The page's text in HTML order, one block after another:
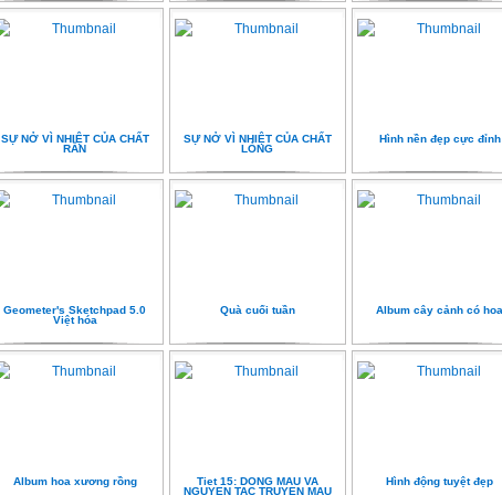
SỰ NỞ VÌ NHIỆT CỦA CHẤT
RẮN
SỰ NỞ VÌ NHIỆT CỦA CHẤT
LỎNG
Hình nền đẹp cực đỉnh
Geometer's Sketchpad 5.0
Việt hóa
Quà cuối tuần Album cây cảnh có hoa
Album hoa xương rồng
Tiet 15: DONG MAU VA
NGUYEN TAC TRUYEN MAU
Hình động tuyệt đẹp